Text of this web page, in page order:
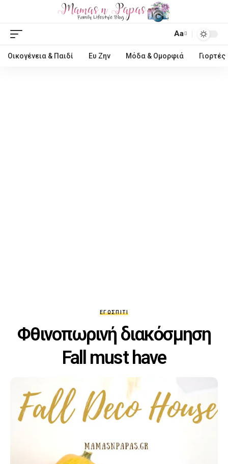
Aa
Οικογένεια & Παιδί Ευ Ζην Μόδα & Ομορφιά Γιορτές
ΕΓΏΣΠΊΤΙ
Φθινοπωρινή διακόσμηση
Fall must have